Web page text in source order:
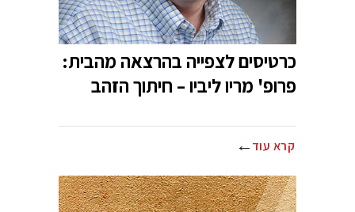
כרטיסים לצפייה בהרצאה מהבית:
פרופ' מריו ליביו – חיתוך הזהב
קרא עוד